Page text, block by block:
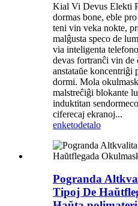
Kial Vi Devus Elekti
dormas bone, eble
teni vin veka nokte,
malĝusta speco de
via inteligenta
devas fortranĉi vin
anstataŭe koncentriĝi
dormi. Mola
malstreĉiĝi blokante
induktitan
ciferecaj ekranoj...
enketodetalo
Pogranda
Tipoj De